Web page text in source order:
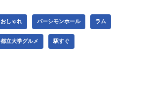
おしゃれ パーシモンホール ラム
都立大学グルメ 駅すぐ